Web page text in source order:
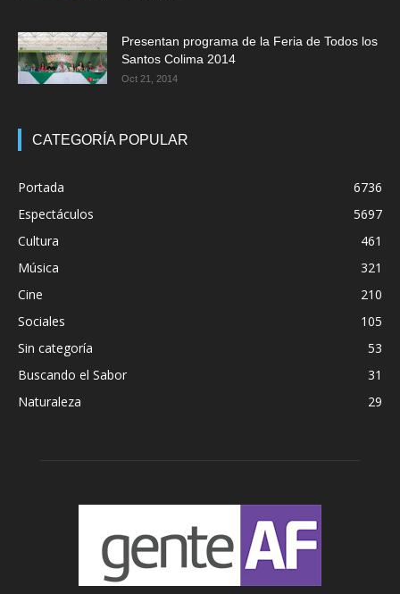
Presentan programa de la Feria de Todos los
Santos Colima 2014
Oct 21, 2014
CATEGORÍA POPULAR
Portada
6736
Espectáculos
5697
Cultura
461
Música
321
Cine
210
Sociales
105
Sin categoría
53
Buscando el Sabor
31
Naturaleza
29